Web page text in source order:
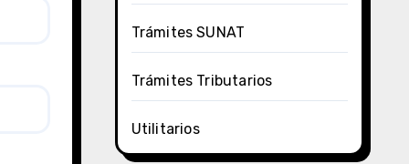
Trámites SUNAT
Trámites Tributarios
Utilitarios